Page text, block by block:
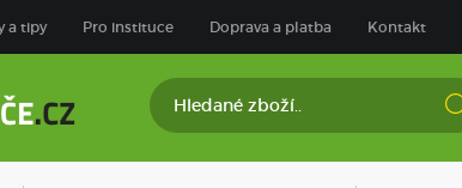
a tipy Pro instituce Doprava a platba Kontakt